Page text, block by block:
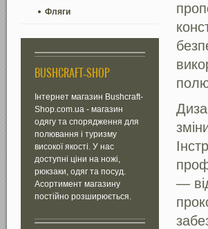
Фляги
BUSHCRAFT-SHOP
Інтернет магазин Bushcraft-
Shop.com.ua - магазин
одягу та спорядження для
полювання і туризму
високої якості. У нас
доступні ціни на ножі,
рюкзаки, одяг та посуд.
Асортимент магазину
постійно розширюється.
—